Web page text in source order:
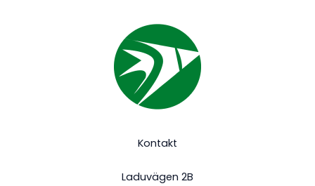
Kontakt
Laduvägen 2B